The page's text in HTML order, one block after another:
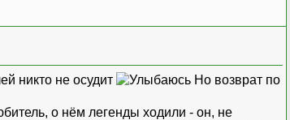
никто не осудит
Но возврат по
о нём легенды ходили - он, не